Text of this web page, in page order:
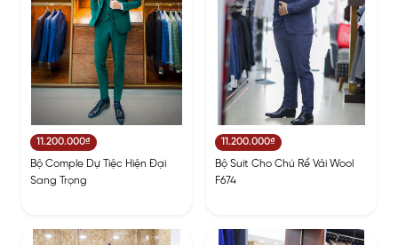
11.200.000₫
Bộ Comple Dự Tiệc Hiện Đại
Sang Trọng
11.200.000₫
Bộ Suit Cho Chú Rể Vải Wool
F674